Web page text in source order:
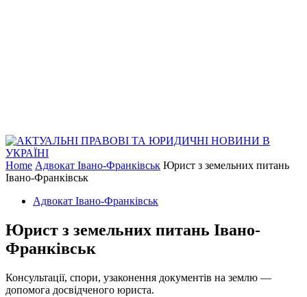
Home Адвокат Івано-Франківськ Юрист з земельних питань
Івано-Франківськ
Адвокат Івано-Франківськ
Юрист з земельних питань Івано-
Франківськ
Консультації, спори, узаконення документів на землю —
допомога досвідченого юриста.